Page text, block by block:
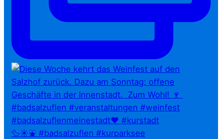
🦆☀️⛲ #badsalzuflen #kurparksee